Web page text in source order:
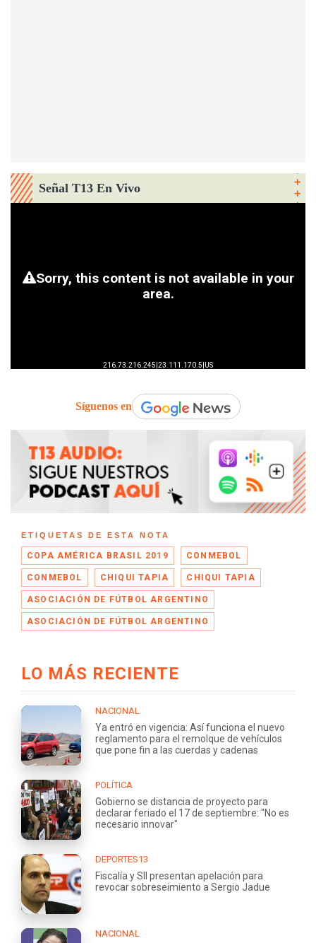
Señal T13 En Vivo
Síguenos en
ETIQUETAS DE ESTA NOTA
COPA AMÉRICA BRASIL 2019 CONMEBOL
CONMEBOL CHIQUI TAPIA CHIQUI TAPIA
ASOCIACIÓN DE FÚTBOL ARGENTINO
ASOCIACIÓN DE FÚTBOL ARGENTINO
LO MÁS RECIENTE
NACIONAL
Ya entró en vigencia: Así funciona el nuevo
reglamento para el remolque de vehículos
que pone fin a las cuerdas y cadenas
POLÍTICA
Gobierno se distancia de proyecto para
declarar feriado el 17 de septiembre: "No es
necesario innovar"
DEPORTES13
Fiscalía y SII presentan apelación para
revocar sobreseimiento a Sergio Jadue
NACIONAL